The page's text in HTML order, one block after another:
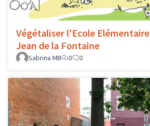
Végétaliser l'Ecole Elémentaire
Jean de la Fontaine
Sabrina MB
0 0